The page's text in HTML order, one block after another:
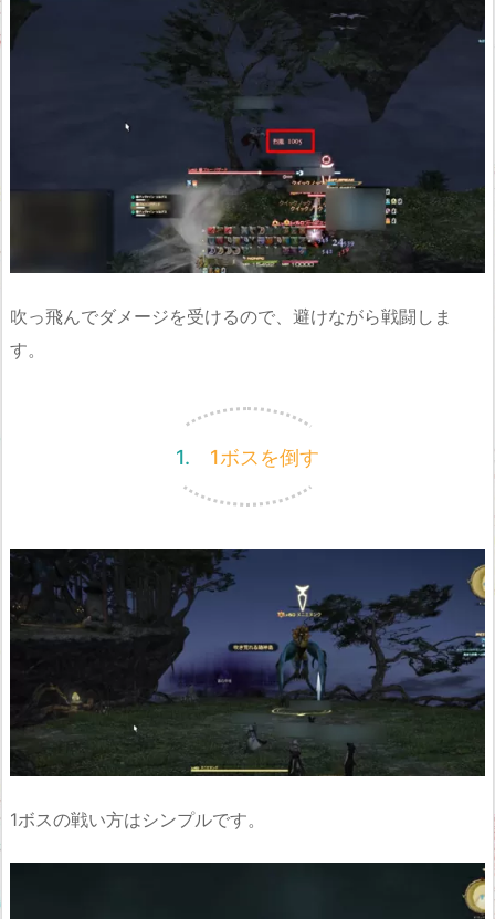
吹っ飛んでダメージを受けるので、避けながら戦闘しま
す。
1. 1ボスを倒す
1ボスの戦い方はシンプルです。